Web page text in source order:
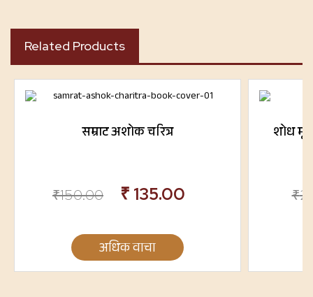
Related Products
सम्राट अशोक चरित्र
₹150.00 ₹ 135.00
अधिक वाचा
शोध
₹